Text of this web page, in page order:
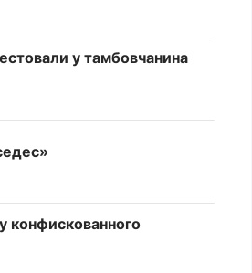
у тамбовчанина
конфискованного